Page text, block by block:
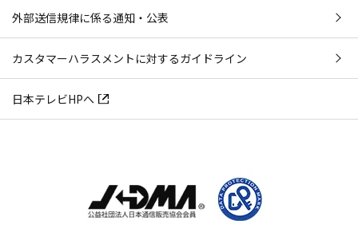
外部送信規律に係る通知・公表
カスタマーハラスメントに対するガイドライン
日本テレビHPへ